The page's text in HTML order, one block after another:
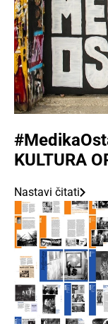
KULTURA
Nastavi čitati